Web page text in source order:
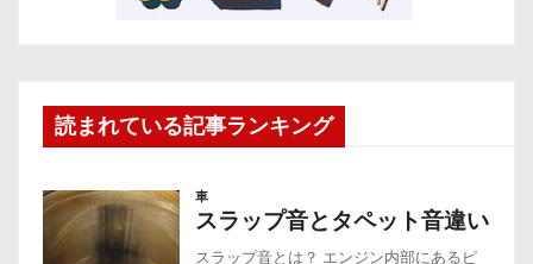
読まれている記事ランキング